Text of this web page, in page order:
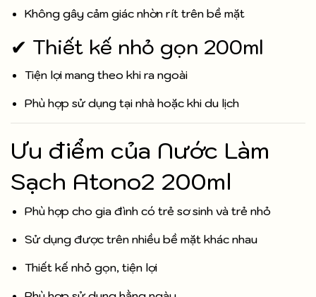
Không gây cảm giác nhờn rít trên bề mặt
✔ Thiết kế nhỏ gọn 200ml
Tiện lợi mang theo khi ra ngoài
Phù hợp sử dụng tại nhà hoặc khi du lịch
Ưu điểm của Nước Làm
Sạch Atono2 200ml
Phù hợp cho gia đình có trẻ sơ sinh và trẻ nhỏ
Sử dụng được trên nhiều bề mặt khác nhau
Thiết kế nhỏ gọn, tiện lợi